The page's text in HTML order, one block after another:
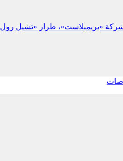
طراز «تشيل رول 2000»، عام 2002